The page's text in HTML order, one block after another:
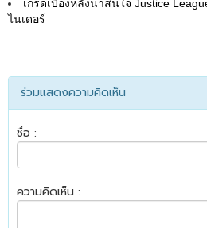
เกร็ดเบื้องหลังน่าสนใจ Justice
ไนเดอร์
ร่วมแสดงความคิดเห็น
ชื่อ :
ความคิดเห็น :